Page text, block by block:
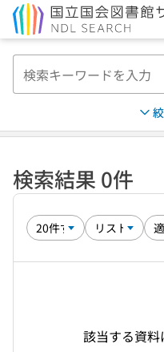
検索結果 0件
該当する資